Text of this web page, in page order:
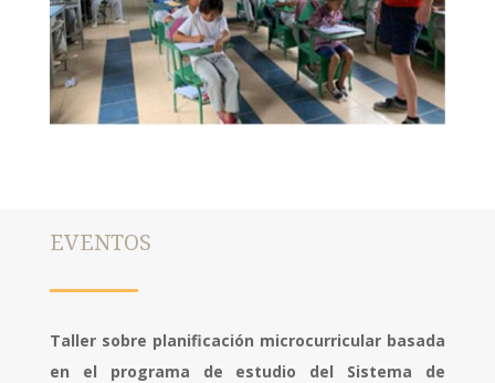
EVENTOS
Taller sobre planificación microcurricular basada
en el programa de estudio del Sistema de